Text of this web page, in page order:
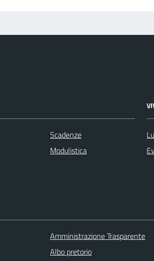
Scadenze
Modulistica
Amministrazione Trasparente
Albo pretorio